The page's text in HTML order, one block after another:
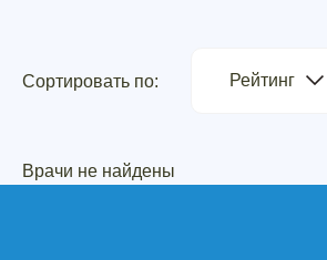
Сортировать по: Рейтинг
Врачи не найдены